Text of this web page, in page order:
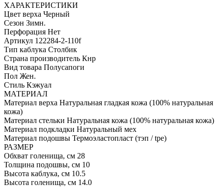
ХАРАКТЕРИСТИКИ
Цвет верха Черный
Сезон Зимн.
Перфорация Нет
Артикул 122284-2-110f
Тип каблука Столбик
Страна производитель Кнр
Вид товара Полусапоги
Пол Жен.
Стиль Кэжуал
МАТЕРИАЛ
Материал верха Натуральная гладкая кожа (100% натуральная
кожа)
Материал стельки Натуральная кожа (100% натуральная кожа)
Материал подкладки Натуральный мех
Материал подошвы Термоэластопласт (тэп / tpe)
РАЗМЕР
Обхват голенища, см 28
Толщина подошвы, см 10
Высота каблука, см 10.5
Высота голенища, см 14.0